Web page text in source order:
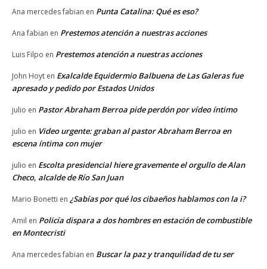
Ana mercedes fabian en Punta Catalina: Qué es eso?
Ana fabian en Prestemos atención a nuestras acciones
Luis Filpo en Prestemos atención a nuestras acciones
John Hoyt en Exalcalde Equidermio Balbuena de Las Galeras fue
apresado y pedido por Estados Unidos
julio en Pastor Abraham Berroa pide perdón por vídeo íntimo
julio en Video urgente: graban al pastor Abraham Berroa en
escena íntima con mujer
julio en Escolta presidencial hiere gravemente el orgullo de Alan
Checo, alcalde de Río San Juan
Mario Bonetti en ¿Sabías por qué los cibaeños hablamos con la i?
Amil en Policía dispara a dos hombres en estación de combustible
en Montecristi
Ana mercedes fabian en Buscar la paz y tranquilidad de tu ser